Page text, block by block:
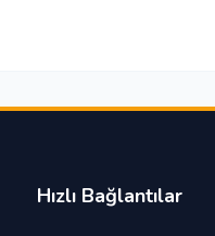
Hızlı Bağlantılar